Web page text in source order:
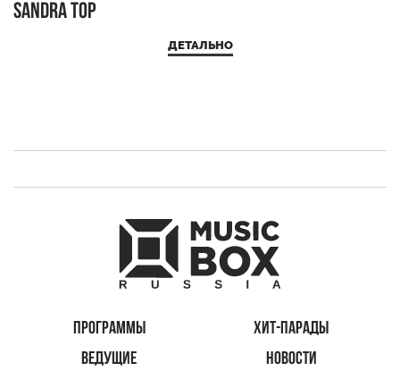
Sandra Top
ДЕТАЛЬНО
ПРОГРАММЫ
ХИТ-ПАРАДЫ
ВЕДУЩИЕ
НОВОСТИ